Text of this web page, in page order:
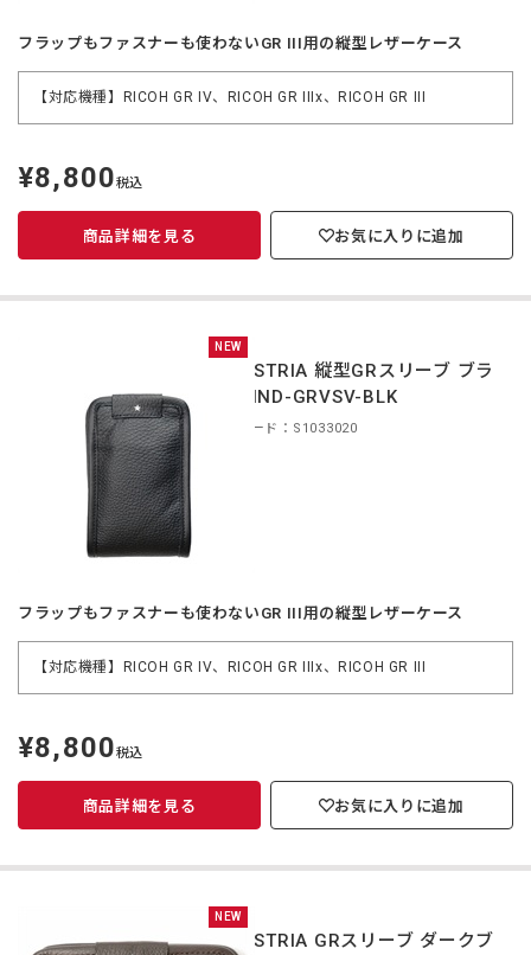
フラップもファスナーも使わないGR III用の縦型レザーケース
【対応機種】RICOH GR IV、RICOH GR IIIx、RICOH GR III
定
価
¥8,800税込
商品詳細を見る お気に入りに追加
NEW
INDUSTRIA 縦型GRスリーブ ブラ
ック IND-GRVSV-BLK
商品コード：S1033020
フラップもファスナーも使わないGR III用の縦型レザーケース
【対応機種】RICOH GR IV、RICOH GR IIIx、RICOH GR III
定
価
¥8,800税込
商品詳細を見る お気に入りに追加
NEW
INDUSTRIA GRスリーブ ダークブ